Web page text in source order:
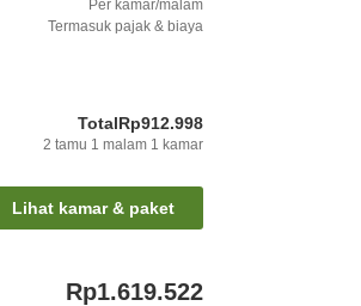
Per kamar/malam
Termasuk pajak & biaya
TotalRp912.998
2 tamu 1 malam 1 kamar
Lihat kamar & paket
Rp1.619.522